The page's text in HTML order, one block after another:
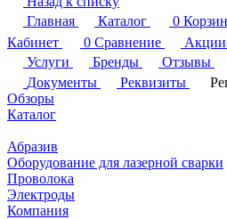
Главная
Каталог 0
Кабинет
0 Сравнение Акции
Услуги
Бренды Отзывы
Документы
Реквизиты
Обзоры
Каталог
Абразив
Оборудование для лазерной сварки
Проволока
Электроды
Компания